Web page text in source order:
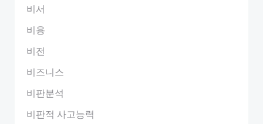
비서
비용
비전
비즈니스
비판분석
비판적 사고능력